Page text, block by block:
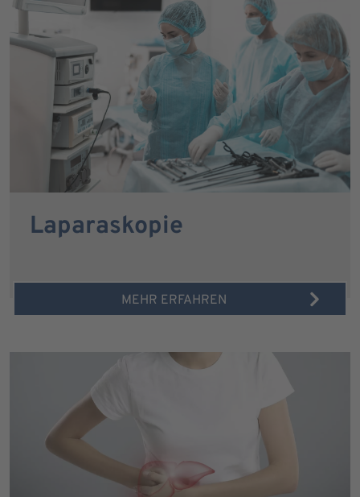
Laparaskopie
MEHR ERFAHREN